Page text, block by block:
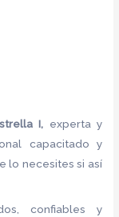
I, experta y
capacitado y
lo necesites si así
confiables y